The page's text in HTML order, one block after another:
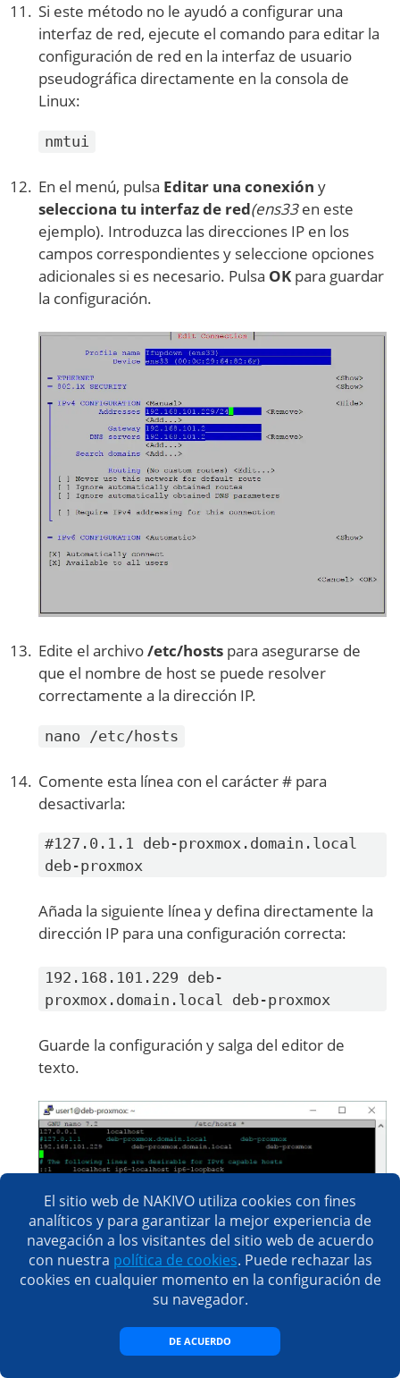
Si este método no le ayudó a configurar una
interfaz de red, ejecute el comando para editar la
configuración de red en la interfaz de usuario
pseudográfica directamente en la consola de
Linux:
nmtui
En el menú, pulsa Editar una conexión y
selecciona tu interfaz de red(ens33en este
ejemplo). Introduzca las direcciones IP en los
campos correspondientes y seleccione opciones
adicionales si es necesario. Pulsa OK para guardar
la configuración.
Edite el archivo/etc/hosts para asegurarse de
que el nombre de host se puede resolver
correctamente a la dirección IP.
nano /etc/hosts
Comente esta línea con el carácter # para
desactivarla:
#127.0.1.1 deb-proxmox.domain.local
deb-proxmox
Añada la siguiente línea y defina directamente la
dirección IP para una configuración correcta:
192.168.101.229 deb-
proxmox.domain.local deb-proxmox
Guarde la configuración y salga del editor de
texto.
Puede hacer ping a su servidor Debian para
comprobar si el nombre de host está resuelto:
El sitio web de NAKIVO utiliza cookies con fines
analíticos y para garantizar la mejor experiencia de
navegación a los visitantes del sitio web de acuerdo
con nuestra política de cookies. Puede rechazar las
cookies en cualquier momento en la configuración de
su navegador.
DE ACUERDO